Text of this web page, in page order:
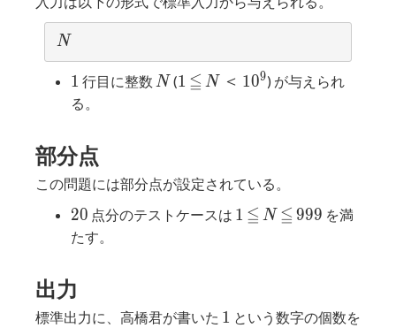
N
N
1
1 行目に整数 N
N (1
1 ≦
≦ N
N ＜
＜ 10^9
109) が与えられ
る。
部分点
この問題には部分点が設定されている。
20
20 点分のテストケースは 1
1 ≦
≦ N
N ≦
≦ 999
999 を満
たす。
出力
標準出力に、高橋君が書いた 1
1 という数字の個数を